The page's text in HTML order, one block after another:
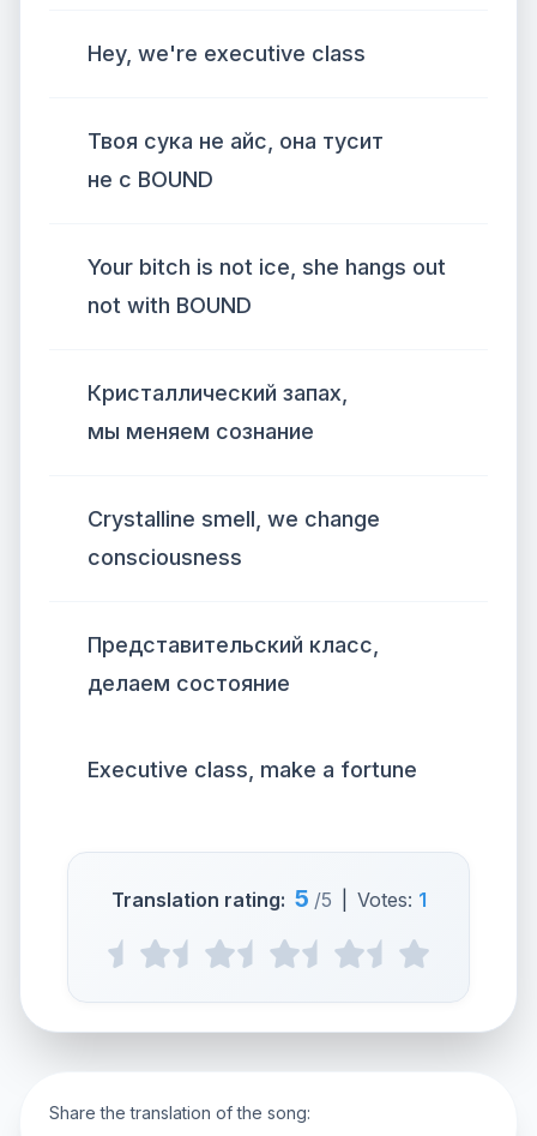
Hey, we're executive class
Твоя сука не айс, она тусит
не с BOUND
Your bitch is not ice, she hangs out
not with BOUND
Кристаллический запах,
мы меняем сознание
Crystalline smell, we change
consciousness
Представительский класс,
делаем состояние
Executive class, make a fortune
Translation rating: 5 /5 Votes: 1
Share the translation of the song: